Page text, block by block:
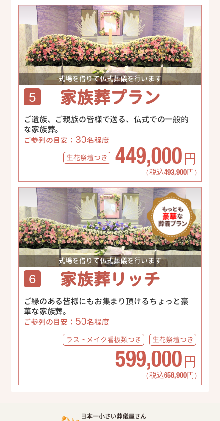
式場を借りて仏式葬儀を行います
5 家族葬プラン
ご遺族、ご親族の皆様で送る、仏式での一般的
な家族葬。
ご参列の目安： 30名程度
生花祭壇つき 449,000 円
（税込493,900円）
式場を借りて仏式葬儀を行います
6 家族葬リッチ
ご縁のある皆様にもお集まり頂けるちょっと豪
華な家族葬。
ご参列の目安： 50名程度
ラストメイク看板類つき 生花祭壇つき
599,000 円
（税込658,900円）